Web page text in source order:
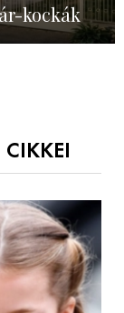
kockák
CIKKEI